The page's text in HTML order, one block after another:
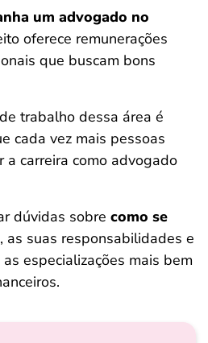
um advogado no
oferece remunerações
que buscam bons
trabalho dessa área é
cada vez mais pessoas
a carreira como advogado
dúvidas sobre como se
, as suas responsabilidades e
especializações mais bem